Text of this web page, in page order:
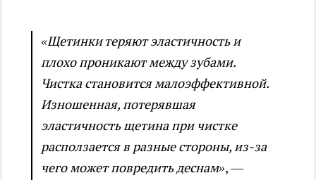
«Щетинки теряют эластичность и
плохо проникают между зубами.
Чистка становится малоэффективной.
Изношенная, потерявшая
эластичность щетина при чистке
расползается в разные стороны, из-за
чего может повредить деснам», —